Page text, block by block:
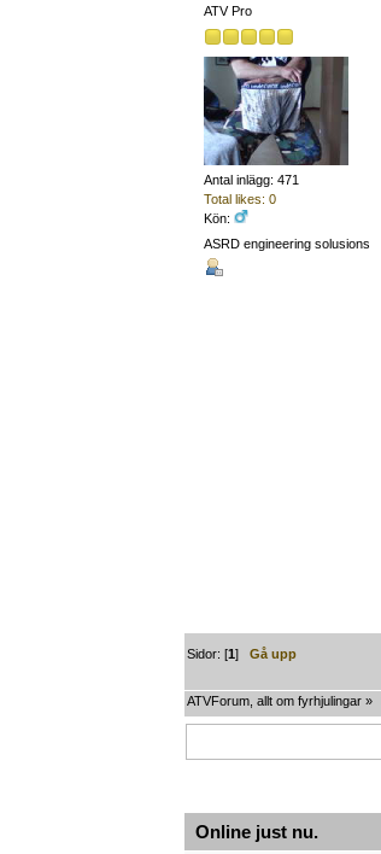
ATV Pro
Antal inlägg: 471
Total likes: 0
Kön:
ASRD engineering solusions
Sidor: [1]Gå upp
ATVForum, allt om fyrhjulingar »
Online just nu.